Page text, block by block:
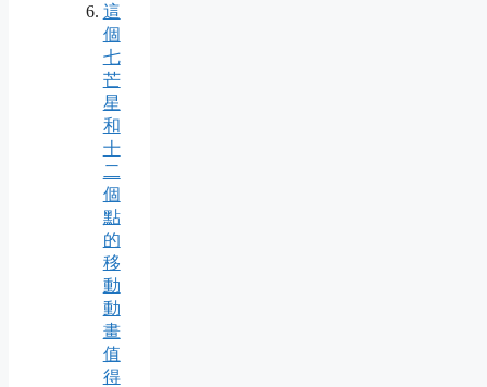
這
個
七
芒
星
和
十
二
個
點
的
移
動
動
畫
值
得